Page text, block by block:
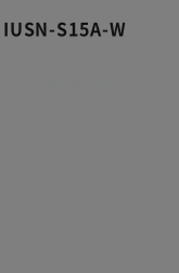
S15A-W